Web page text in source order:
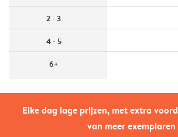
Elke dag lage prijzen, met extra
van meer exemplaren
2 - 3
4 - 5
6+